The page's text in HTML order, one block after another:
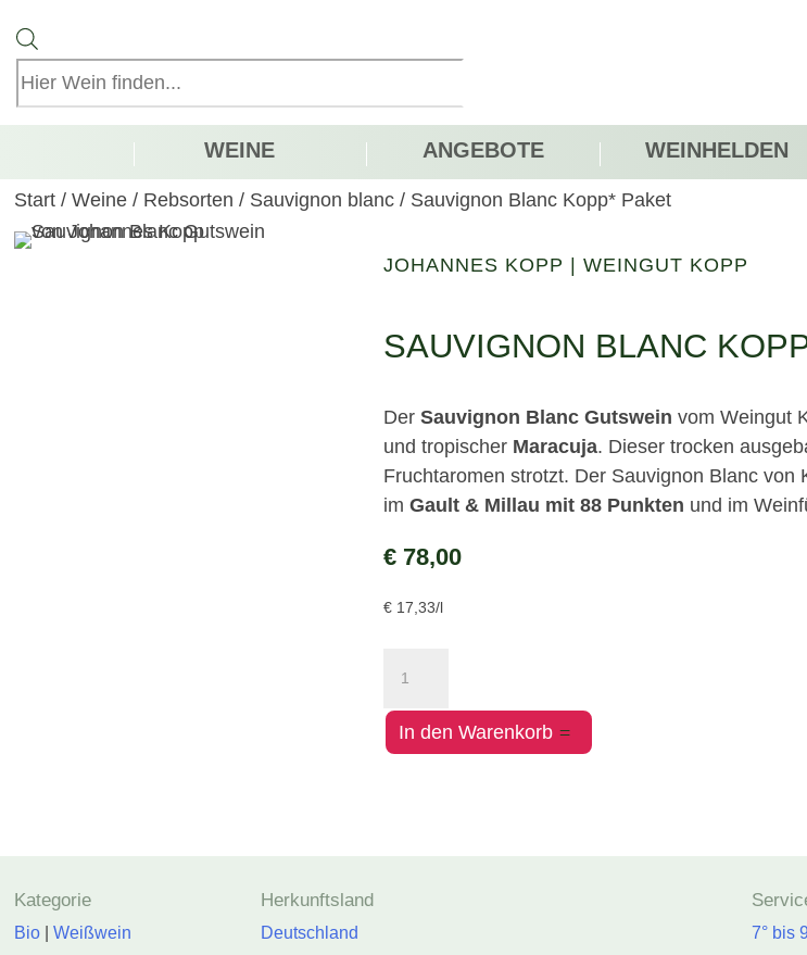
search
WEINE ANGEBOTE WEINHELDEN
Start /Weine / Rebsorten / Sauvignon blanc / Sauvignon Blanc Kopp* Paket
JOHANNES KOPP | WEINGUT KOPP
SAUVIGNON BLANC
Der Sauvignon Blanc Gutswein vom Weingut
und tropischer Maracuja. Dieser trocken
Fruchtaromen strotzt. Der Sauvignon Blanc
im Gault & Millau mit 88 Punkten und im
€78,00
€17,33/l
Blanc
Kopp*
Paket
In den Warenkorb
Kategorie
Bio |Weißwein
Herkunftsland
Deutschland 7° bis